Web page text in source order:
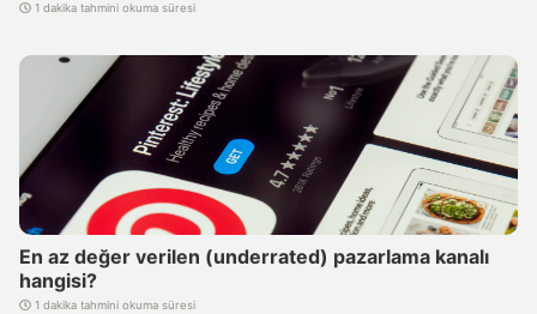
1 dakika tahmini okuma süresi
En az değer verilen (underrated) pazarlama kanalı
hangisi?
1 dakika tahmini okuma süresi